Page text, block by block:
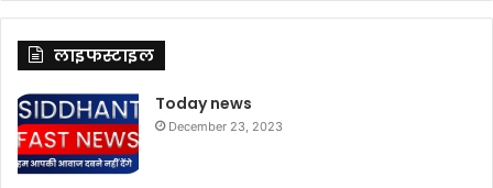
लाइफस्टाइल
Today news
December 23, 2023